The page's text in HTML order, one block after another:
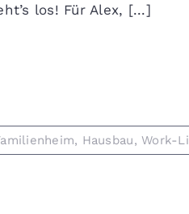
los! Für Alex, [...]
, Hausbau,Work-